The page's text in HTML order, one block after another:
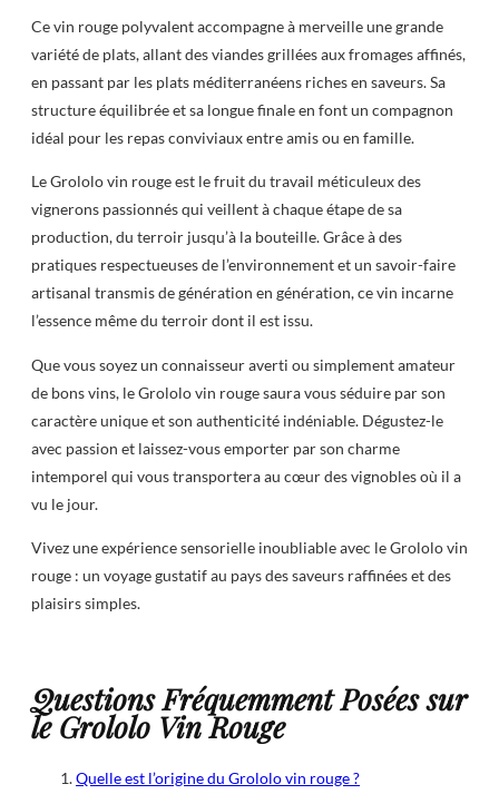
Ce vin rouge polyvalent accompagne à merveille une grande
variété de plats, allant des viandes grillées aux fromages affinés,
en passant par les plats méditerranéens riches en saveurs. Sa
structure équilibrée et sa longue finale en font un compagnon
idéal pour les repas conviviaux entre amis ou en famille.
Le Grololo vin rouge est le fruit du travail méticuleux des
vignerons passionnés qui veillent à chaque étape de sa
production, du terroir jusqu’à la bouteille. Grâce à des
pratiques respectueuses de l’environnement et un savoir-faire
artisanal transmis de génération en génération, ce vin incarne
l’essence même du terroir dont il est issu.
Que vous soyez un connaisseur averti ou simplement amateur
de bons vins, le Grololo vin rouge saura vous séduire par son
caractère unique et son authenticité indéniable. Dégustez-le
avec passion et laissez-vous emporter par son charme
intemporel qui vous transportera au cœur des vignobles où il a
vu le jour.
Vivez une expérience sensorielle inoubliable avec le Grololo vin
rouge : un voyage gustatif au pays des saveurs raffinées et des
plaisirs simples.
Questions Fréquemment Posées sur
le Grololo Vin Rouge
Quelle est l’origine du Grololo vin rouge ?